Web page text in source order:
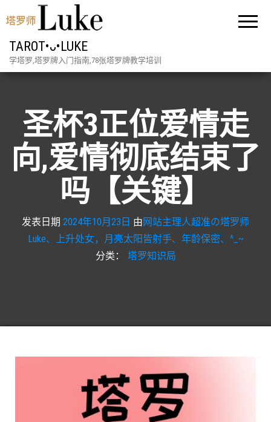
TAROT•ᴗ•LUKE
学塔罗,塔罗牌入门指南,78张塔罗牌教学培训
圣杯3正位爱情走
向,爱情彻底结束了
吗【关键】
发表日期 2024年10月23日 由网站主理人超准の塔罗师
Luke、上升处女，月亮太阳皆射手、年龄保密、^_~
分类：
塔罗知识局